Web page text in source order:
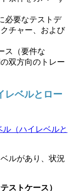
必要なテストデ
チャー、および
ス（要件な
双方向のトレー
レベルとロー
ル（ハイレベルと
ルがあり、状況
ストケース）